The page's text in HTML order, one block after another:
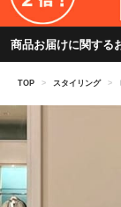
商品お届けに関する
TOP > スタイリング >